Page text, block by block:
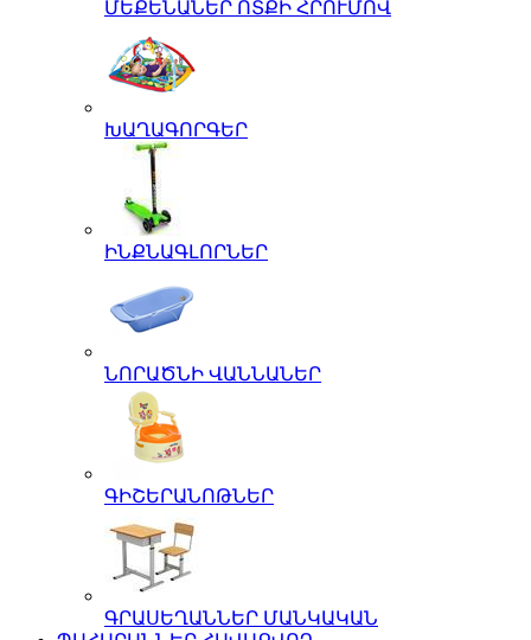
ՄԵՔԵՆԱՆԵՐ ՈՏՔԻ ՀՐՈՒՄՈՎ
ԽԱՂԱԳՈՐԳԵՐ
ԻՆՔՆԱԳԼՈՐՆԵՐ
ՆՈՐԱԾՆԻ ՎԱՆՆԱՆԵՐ
ԳԻՇԵՐԱՆՈԹՆԵՐ
ԳՐԱՍԵՂԱՆՆԵՐ ՄԱՆԿԱԿԱՆ